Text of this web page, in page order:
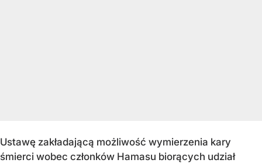
Ustawę zakładającą możliwość wymierzenia kary
śmierci wobec członków Hamasu biorących udział